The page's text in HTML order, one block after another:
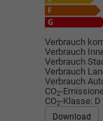
Verbrauch
Verbrauch
Verbrauch
Verbrauch
Verbrauch
CO2-
CO2-Klasse: D
Download